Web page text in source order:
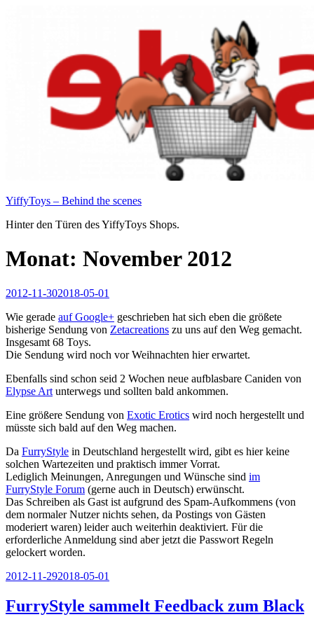
YiffyToys – Behind the scenes
Hinter den Türen des YiffyToys Shops.
Monat: November 2012
Veröffentlicht
2012-11-302018-05-01
Wie gerade auf Google+ geschrieben hat sich eben die größete
bisherige Sendung von Zetacreations zu uns auf den Weg gemacht.
Insgesamt 68 Toys.
Die Sendung wird noch vor Weihnachten hier erwartet.
Ebenfalls sind schon seid 2 Wochen neue aufblasbare Caniden von
Elypse Art unterwegs und sollten bald ankommen.
Eine größere Sendung von Exotic Erotics wird noch hergestellt und
müsste sich bald auf den Weg machen.
Da FurryStyle in Deutschland hergestellt wird, gibt es hier keine
solchen Wartezeiten und praktisch immer Vorrat.
Lediglich Meinungen, Anregungen und Wünsche sind im
FurryStyle Forum (gerne auch in Deutsch) erwünscht.
Das Schreiben als Gast ist aufgrund des Spam-Aufkommens (von
dem normaler Nutzer nichts sehen, da Postings von Gästen
moderiert waren) leider auch weiterhin deaktiviert. Für die
erforderliche Anmeldung sind aber jetzt die Passwort Regeln
gelockert worden.
Veröffentlicht
2012-11-292018-05-01
FurryStyle sammelt Feedback zum Black